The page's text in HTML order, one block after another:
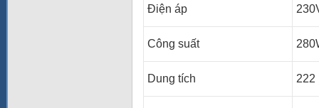
Điện áp
Công suất
Dung tích 222